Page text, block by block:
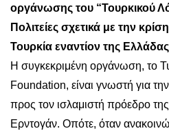
οργάνωσης του “Τουρκικού
Πολιτείες σχετικά με την
Τουρκία εναντίον της
Η συγκεκριμένη οργάνωση, το
Foundation, είναι γνωστή για
προς τον ισλαμιστή πρόεδρο
Ερντογάν. Οπότε, όταν